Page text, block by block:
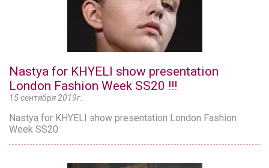
Nastya for KHYELI show presentation
London Fashion Week SS20 !!!
15 сентября 2019г.
Nastya for KHYELI show presentation London Fashion
Week SS20